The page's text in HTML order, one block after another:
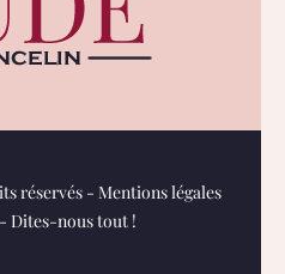
réservés - Mentions légales
Dites-nous tout !